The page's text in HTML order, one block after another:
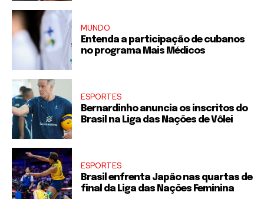
MUNDO
Entenda a participação de cubanos
no programa Mais Médicos
ESPORTES
Bernardinho anuncia os inscritos do
Brasil na Liga das Nações de Vôlei
ESPORTES
Brasil enfrenta Japão nas quartas de
final da Liga das Nações Feminina